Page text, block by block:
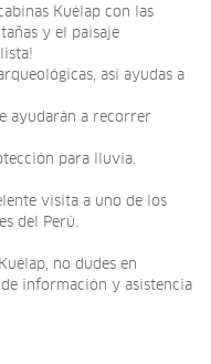
Kuélap con las
y el paisaje
así ayudas a
ayudarán a recorrer
para lluvia.
visita a uno de los
del Perú.
no dudes en
de información y asistencia